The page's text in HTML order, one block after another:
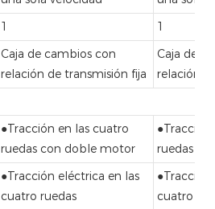
1 1
Caja de cambios con
relación de transmisión fija
Caja de
relación
●Tracción en las cuatro
ruedas con doble motor
ruedas
●Tracción eléctrica en las
cuatro ruedas
●Tracción
cuatro